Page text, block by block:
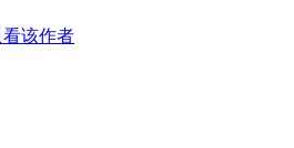
看该作者